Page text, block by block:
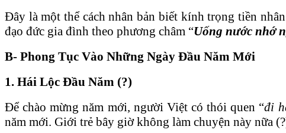
Đây là một thể cách nhân bản biết kính trọng tiền
đạo đức gia đình theo phương châm “Uống nước nhớ
B- Phong Tục Vào Những Ngày Đầu Năm Mới
1. Hái Lộc Đầu Năm (?)
Để chào mừng năm mới, người Việt có thói quen “đi
năm mới. Giới trẻ bây giờ không làm chuyện này nữa